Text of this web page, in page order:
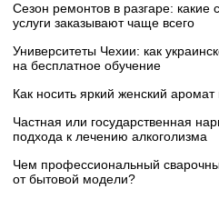
Сезон ремонтов в разгаре: какие
услуги заказывают чаще всего
Университеты Чехии: как
на бесплатное обучение
Как носить яркий женский
Частная или государственная
подхода к лечению алкоголизма
Чем профессиональный
от бытовой модели?